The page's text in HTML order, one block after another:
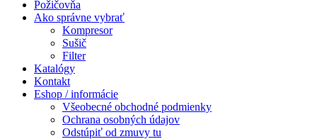
Požičovňa
Ako správne vybrať
Kompresor
Sušič
Filter
Katalógy
Kontakt
Eshop / informácie
Všeobecné obchodné podmienky
Ochrana osobných údajov
Odstúpiť od zmuvy tu